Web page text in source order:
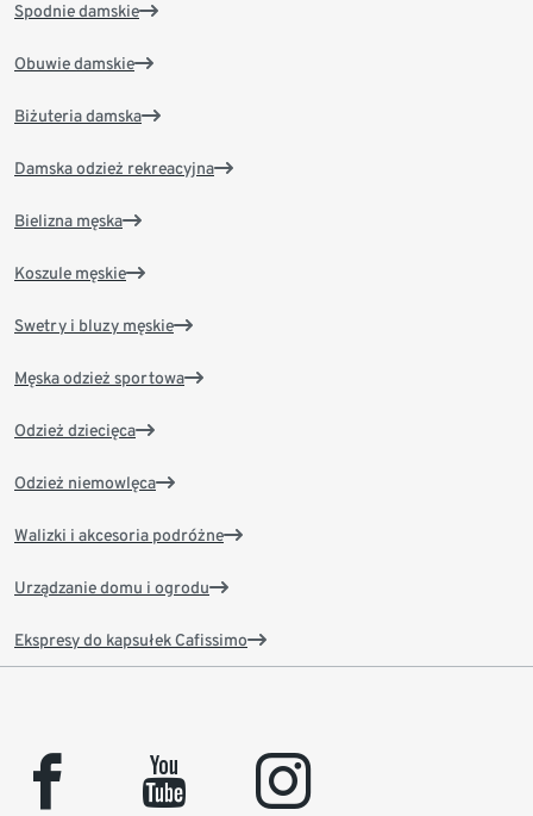
Spodnie damskie
Obuwie damskie
Biżuteria damska
Damska odzież rekreacyjna
Bielizna męska
Koszule męskie
Swetry i bluzy męskie
Męska odzież sportowa
Odzież dziecięca
Odzież niemowlęca
Walizki i akcesoria podróżne
Urządzanie domu i ogrodu
Ekspresy do kapsułek Cafissimo
facebook youtube instagram